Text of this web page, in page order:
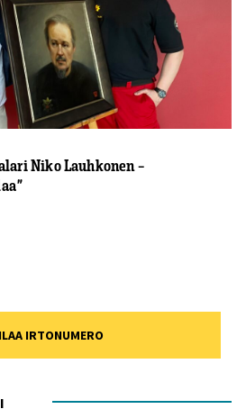
Niko Lauhkonen –
IRTONUMERO